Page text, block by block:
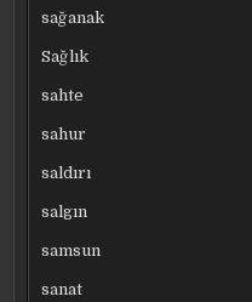
sağanak
Sağlık
sahte
sahur
saldırı
salgın
samsun
sanat